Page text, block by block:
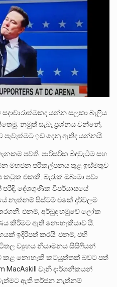
පසුගිය මැයි මස 31 දිනෙන් අවසන් වූ වසර තුළ ලොව පුරා විවිධ තනතුරු නාම වලින්…
මේ, දන්නා හඳුනන ලියන්නකුගේ නන්නාඳුනන අඩවියක සැරිසරා ලද ආස්වාදනීය මොහොතක සිංහාවලෝකනයකි .කෙටි කවියක දිගු බර…
වත්මන් ආණ්ඩුවේ ප්‍රධාන පාර්ශවකරුවා වන ජනතා විමුක්ති පෙරමුණේ කාලයක පටන් තිබුණු ප්‍රධාන සටන් පාඨයක් වූවේ…
යන්න සලකා බැලිය
නමුත් සැබෑ ප්‍රශ්නය වන්නේ,
ඉඩ දෙනු ඇතිද යන්නයි.
පවතී. පාරිසරික බිඳවැටීම සහ
මහජන පරිකල්පනය තුළ ඉස්මතුව
එකකි. බැරැක් ඔබාමා පවා
දේශගුණික විපර්යාසයේ
නැත්නම් සිස්ටම් එකේ දුර්වලම
එනම්, අර්බුද හමුවේ ලෝක
කිරීමට ඇති නොහැකියාව යි.
ඉදිරිපත් කරයි: එනම්, එහි
ව්‍යුහය නියාමනය සිසිෆියන්
කළ නොහැකි කටයුත්තක් බවට පත්
MacAskill වැනි දාර්ශනිකයන්
ඇති තර්ජන නැත්නම්